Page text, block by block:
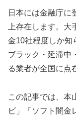
日本には金融庁に
上存在します。
金10社程度しか知
ブラック・延滞中
る業者が全国に点
この記事では、本
ビ」「ソフト闇金